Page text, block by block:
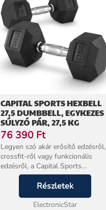
CAPITAL SPORTS HEXBELL
27,5 DUMBBELL, EGYKEZES
SÚLYZÓ PÁR, 27,5 KG
76 390 Ft
Legyen szó akár erősítő edzésről,
crossfit-ről vagy funkcionális
edzésről, a Capital Sports
hatszögletű súlyzókkal mindig
megtalálja majd a megfelelő
súlyt.A robusztus kemény gumi
bevonat kiegyensúlyo...
Részletek
ElectronicStar